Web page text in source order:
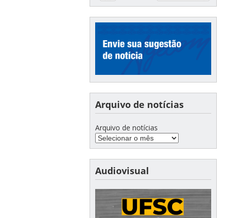
Arquivo de notícias
Arquivo de notícias
Audiovisual